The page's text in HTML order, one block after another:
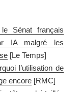
Sénat français
IA malgré les
[Le Temps]
l’utilisation de
encore [RMC]